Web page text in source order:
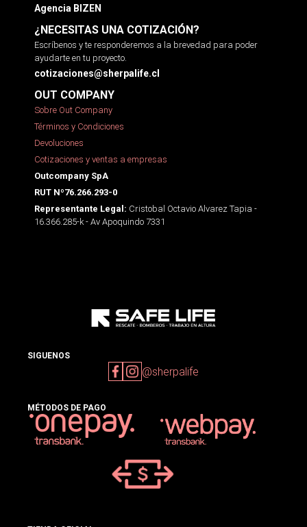
Agencia BIZEN
¿NECESITAS UNA COTIZACIÓN?
Escríbenos y te responderemos a la brevedad para poder
ayudarte en tu proyecto.
cotizaciones@sherpalife.cl
OUT COMPANY
Sobre Out Company
Términos y Condiciones
Devoluciones
Cotizaciones y ventas a empresas
Outcompany SpA
RUT Nº76.266.293-0
Representante Legal: Cristobal Octavio Alvarez Tapia -
16.366.285-k - Av Apoquindo 7331
SIGUENOS
@sherpalife
MÉTODOS DE PAGO